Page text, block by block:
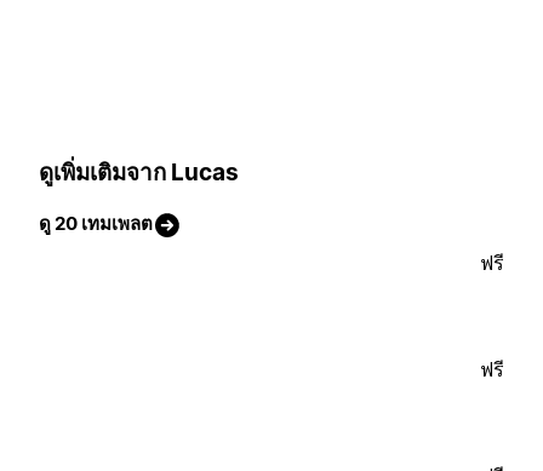
ดูเพิ่มเติมจาก Lucas
ดู 20 เทมเพลต
ฟรี
ฟรี